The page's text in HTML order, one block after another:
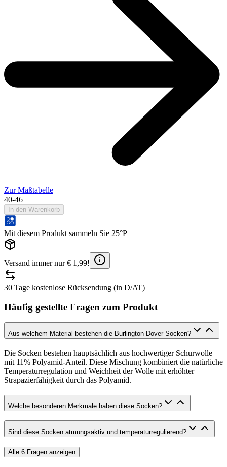
Zur Maßtabelle
40-46
In den Warenkorb
Mit diesem Produkt sammeln Sie 25°P
Versand immer nur € 1,99!
30 Tage kostenlose Rücksendung (in D/AT)
Häufig gestellte Fragen zum Produkt
Aus welchem Material bestehen die Burlington Dover Socken?
Die Socken bestehen hauptsächlich aus hochwertiger Schurwolle
mit 11% Polyamid-Anteil. Diese Mischung kombiniert die natürliche
Temperaturregulation und Weichheit der Wolle mit erhöhter
Strapazierfähigkeit durch das Polyamid.
Welche besonderen Merkmale haben diese Socken?
Sind diese Socken atmungsaktiv und temperaturregulierend?
Alle 6 Fragen anzeigen